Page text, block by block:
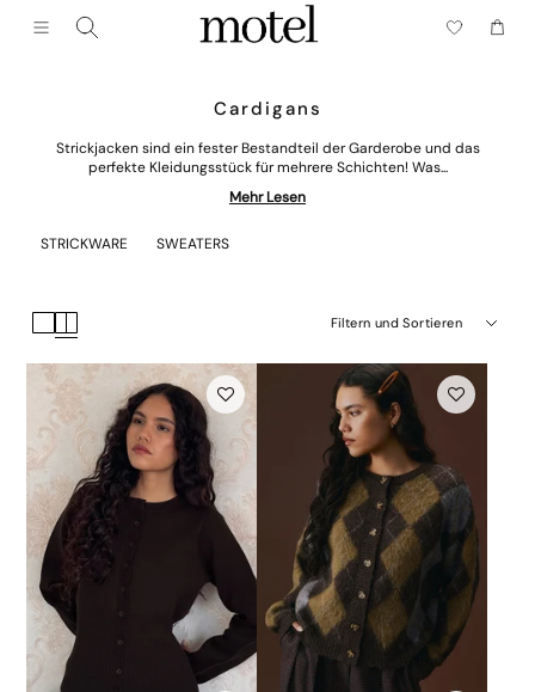
Menü
Schließen (esc) Wagen
Cardigans
Strickjacken sind ein fester Bestandteil der Garderobe und das
perfekte Kleidungsstück für mehrere Schichten! Was...
Mehr Lesen
STRICKWARE SWEATERS
Filtern und Sortieren